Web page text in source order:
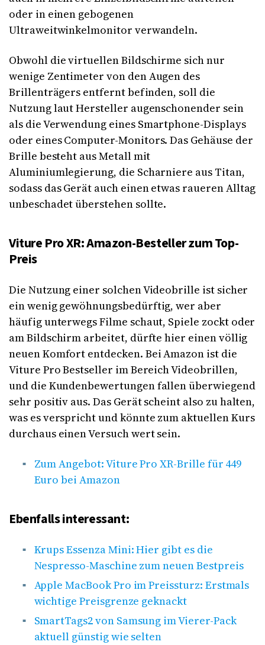
oder in einen gebogenen
Ultraweitwinkelmonitor verwandeln.
Obwohl die virtuellen Bildschirme sich nur
wenige Zentimeter von den Augen des
Brillenträgers entfernt befinden, soll die
Nutzung laut Hersteller augenschonender sein
als die Verwendung eines Smartphone-Displays
oder eines Computer-Monitors. Das Gehäuse der
Brille besteht aus Metall mit
Aluminiumlegierung, die Scharniere aus Titan,
sodass das Gerät auch einen etwas raueren Alltag
unbeschadet überstehen sollte.
Viture Pro XR: Amazon-Besteller zum Top-
Preis
Die Nutzung einer solchen Videobrille ist sicher
ein wenig gewöhnungsbedürftig, wer aber
häufig unterwegs Filme schaut, Spiele zockt oder
am Bildschirm arbeitet, dürfte hier einen völlig
neuen Komfort entdecken. Bei Amazon ist die
Viture Pro Bestseller im Bereich Videobrillen,
und die Kundenbewertungen fallen überwiegend
sehr positiv aus. Das Gerät scheint also zu halten,
was es verspricht und könnte zum aktuellen Kurs
durchaus einen Versuch wert sein.
Zum Angebot: Viture Pro XR-Brille für 449
Euro bei Amazon
Ebenfalls interessant:
Krups Essenza Mini: Hier gibt es die
Nespresso-Maschine zum neuen Bestpreis
Apple MacBook Pro im Preissturz: Erstmals
wichtige Preisgrenze geknackt
SmartTags2 von Samsung im Vierer-Pack
aktuell günstig wie selten